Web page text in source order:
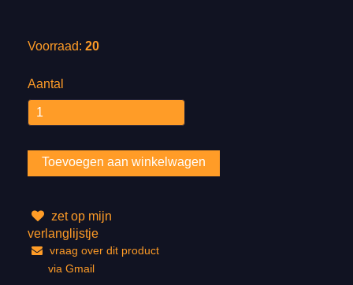
Voorraad: 20
Aantal
zet op mijn
verlanglijstje
vraag over dit product
via Gmail